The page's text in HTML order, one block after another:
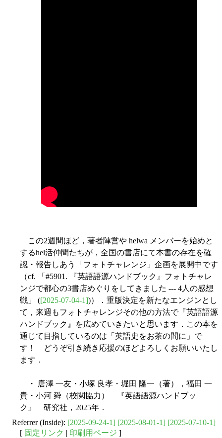
この2週間ほど，著者陣営や helwa メンバーを始めと
するhel活仲間たちが，全国の書店にて本書の存在を確
認・報告しあう「フォトチャレンジ」企画を展開中です
（cf. 「#5901. 『英語語源ハンドブック』フォトチャレ
ンジで都心の3書店めぐりをしてきました --- 4人の感想
戦」 ([2025-07-04-1])）．重版決定を新たなエンジンとし
て，来週もフォトチャレンジその他の方法で『英語語源
ハンドブック』を広めていきたいと思います．この本を
通じて目指しているのは「英語史をお茶の間に」で
す！ どうぞ引き続き応援のほどよろしくお願いいたし
ます．
・ 唐澤 一友・小塚 良孝・堀田 隆一（著），福田 一
貴・小河 舜（校閲協力） 『英語語源ハンドブッ
ク』 研究社，2025年．
Referrer (Inside): [2025-09-24-1] [2025-08-01-1] [2025-07-10-1]
[ 固定リンク | 印刷用ページ ]